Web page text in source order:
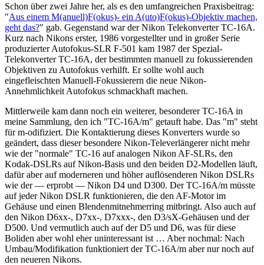
Schon über zwei Jahre her, als es den umfangreichen Praxisbeitrag:
"Aus einem M(anuell)F(okus)- ein A(uto)F(okus)-Objektiv machen,
geht das?" gab. Gegenstand war der Nikon Telekonverter TC-16A.
Kurz nach Nikons erster, 1986 vorgestellter und in großer Serie
produzierter Autofokus-SLR F-501 kam 1987 der Spezial-
Telekonverter TC-16A, der bestimmten manuell zu fokussierenden
Objektiven zu Autofokus verhilft. Er sollte wohl auch
eingefleischten Manuell-Fokussierern die neue Nikon-
Annehmlichkeit Autofokus schmackhaft machen.
Mittlerweile kam dann noch ein weiterer, besonderer TC-16A in
meine Sammlung, den ich "TC-16A/m" getauft habe. Das "m" steht
für m-odifiziert. Die Kontaktierung dieses Konverters wurde so
geändert, dass dieser besondere Nikon-Televerlängerer nicht mehr
wie der "normale" TC-16 auf analogen Nikon AF-SLRs, den
Kodak-DSLRs auf Nikon-Basis und den beiden D2-Modellen läuft,
dafür aber auf moderneren und höher auflösenderen Nikon DSLRs
wie der — erprobt — Nikon D4 und D300. Der TC-16A/m müsste
auf jeder Nikon DSLR funktionieren, die den AF-Motor im
Gehäuse und einen Blendenmitnehmerring mitbringt. Also auch auf
den Nikon D6xx-, D7xx-, D7xxx-, den D3/sX-Gehäusen und der
D500. Und vermutlich auch auf der D5 und D6, was für diese
Boliden aber wohl eher uninteressant ist … Aber nochmal: Nach
Umbau/Modifikation funktioniert der TC-16A/m aber nur noch auf
den neueren Nikons.